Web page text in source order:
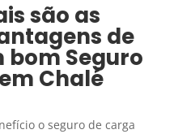
são as
de
bomSeguro
em Chalé
o seguro de carga